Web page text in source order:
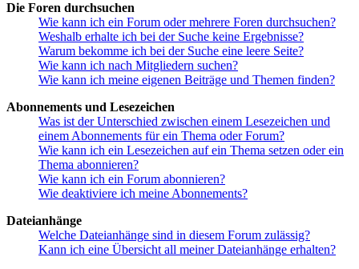
Die Foren durchsuchen
Wie kann ich ein Forum oder mehrere Foren durchsuchen?
Weshalb erhalte ich bei der Suche keine Ergebnisse?
Warum bekomme ich bei der Suche eine leere Seite?
Wie kann ich nach Mitgliedern suchen?
Wie kann ich meine eigenen Beiträge und Themen finden?
Abonnements und Lesezeichen
Was ist der Unterschied zwischen einem Lesezeichen und
einem Abonnements für ein Thema oder Forum?
Wie kann ich ein Lesezeichen auf ein Thema setzen oder ein
Thema abonnieren?
Wie kann ich ein Forum abonnieren?
Wie deaktiviere ich meine Abonnements?
Dateianhänge
Welche Dateianhänge sind in diesem Forum zulässig?
Kann ich eine Übersicht all meiner Dateianhänge erhalten?